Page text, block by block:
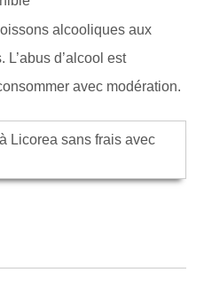
alcooliques aux
d’alcool est
avec modération.
Licorea sans frais avec